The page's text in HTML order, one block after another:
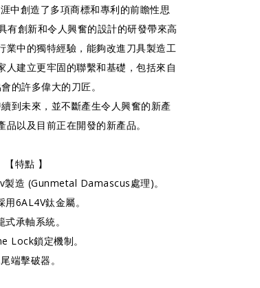
中創造了多項商標和專利的前瞻性思
有創新和令人興奮的設計的研發帶來高
業中的獨特經驗，能夠改進刀具製造工
人建立更牢固的聯繫和基礎，包括來自
的許多偉大的刀匠。
到未來，並不斷產生令人興奮的新產
以及目前正在開發的新產品。
【特點 】
造 (Gunmetal Damascus處理)。
用6AL4V鈦金屬。
式承軸系統。
Lock鎖定機制。
端擊破器。